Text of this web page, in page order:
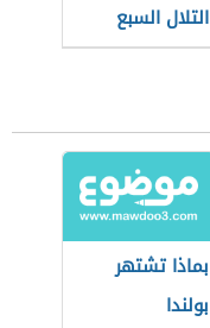
التلال السبع
بماذا تشتهر
بولندا